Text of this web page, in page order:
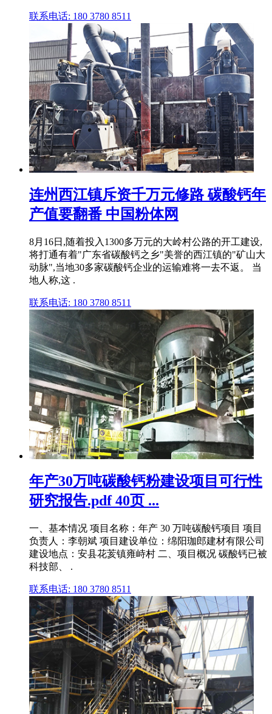
联系电话: 180 3780 8511
连州西江镇斥资千万元修路 碳酸钙年
产值要翻番 中国粉体网
8月16日,随着投入1300多万元的大岭村公路的开工建设,
将打通有着"广东省碳酸钙之乡"美誉的西江镇的"矿山大
动脉",当地30多家碳酸钙企业的运输难将一去不返。 当
地人称,这 .
联系电话: 180 3780 8511
年产30万吨碳酸钙粉建设项目可行性
研究报告.pdf 40页 ...
一、基本情况 项目名称：年产 30 万吨碳酸钙项目 项目
负责人：李朝斌 项目建设单位：绵阳珈郎建材有限公司
建设地点：安县花荄镇雍峙村 二、项目概况 碳酸钙已被
科技部、 .
联系电话: 180 3780 8511